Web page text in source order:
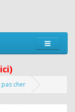
pas cher